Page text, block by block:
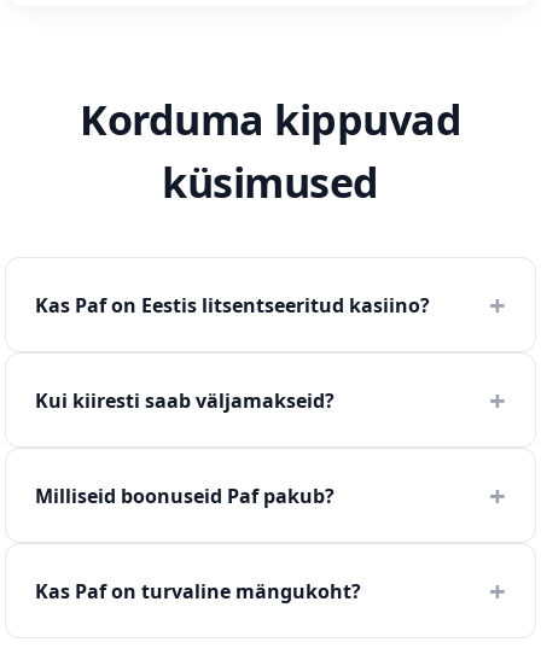
Korduma kippuvad
küsimused
Kas Paf on Eestis litsentseeritud kasiino?
Kui kiiresti saab väljamakseid?
Milliseid boonuseid Paf pakub?
Kas Paf on turvaline mängukoht?